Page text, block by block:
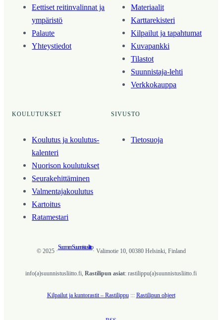
Eettiset reitinvalinnat ja
ympäristö
Palaute
Yhteystiedot
Materiaalit
Karttarekisteri
Kilpailut ja tapahtumat
Kuvapankki
Tilastot
Suunnistaja-lehti
Verkkokauppa
KOULUTUKSET
Koulutus ja koulutus­
kalenteri
Nuorison koulutukset
Seura­kehittäminen
Valmentaja­koulutus
Kartoitus
Ratamestari
SIVUSTO
Tietosuoja
© 2025 ·
Suomen Suunnistusliitto
· Valimotie 10, 00380 Helsinki, Finland
info(a)suunnistusliitto.fi, Rastilipun asiat: rastilippu(a)suunnistusliitto.fi
Kilpailut ja kuntorastit – Rastilippu::: Rastilipun ohjeet